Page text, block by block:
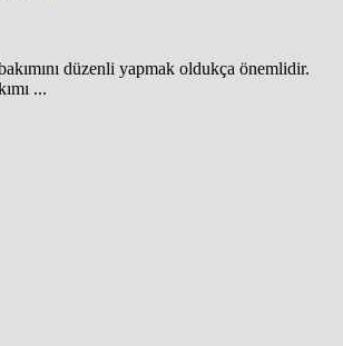
düzenli yapmak oldukça önemlidir.
...